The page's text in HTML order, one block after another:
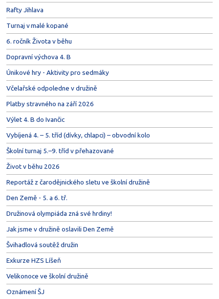
Rafty Jihlava
Turnaj v malé kopané
6. ročník Života v běhu
Dopravní výchova 4. B
Únikové hry - Aktivity pro sedmáky
Včelařské odpoledne v družině
Platby stravného na září 2026
Výlet 4. B do Ivančic
Vybíjená 4. – 5. tříd (dívky, chlapci) – obvodní kolo
Školní turnaj 5.–9. tříd v přehazované
Život v běhu 2026
Reportáž z čarodějnického sletu ve školní družině
Den Země - 5. a 6. tř.
Družinová olympiáda zná své hrdiny!
Jak jsme v družině oslavili Den Země
Švihadlová soutěž družin
Exkurze HZS Líšeň
Velikonoce ve školní družině
Oznámení ŠJ